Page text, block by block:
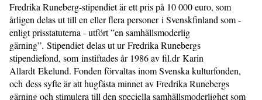
Fredrika Runeberg-stipendiet är ett pris på 10 000 euro, som
årligen delas ut till en eller flera personer i Svenskfinland som -
enligt prisstatuterna - utfört ”en samhällsmoderlig
gärning”. Stipendiet delas ut ur Fredrika Runebergs
stipendiefond, som instiftades år 1986 av fil.dr Karin
Allardt Ekelund. Fonden förvaltas inom Svenska kulturfonden,
och dess syfte är att hugfästa minnet av Fredrika Runebergs
gärning och stimulera till den speciella samhällsmoderlighet som